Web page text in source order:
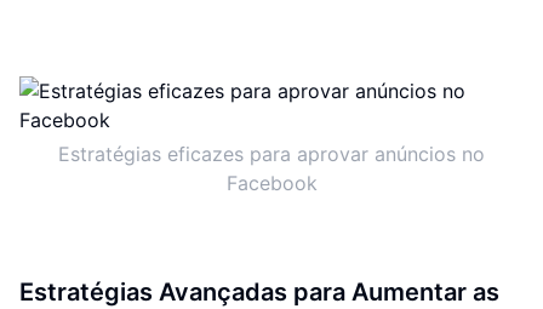
Estratégias eficazes para aprovar anúncios no
Facebook
Estratégias Avançadas para Aumentar as